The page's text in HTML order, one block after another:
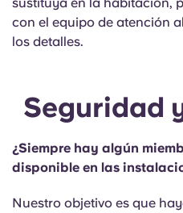
con el equipo de atención
los detalles.
Seguridad
¿Siempre hay algún
disponible en las
Nuestro objetivo es que